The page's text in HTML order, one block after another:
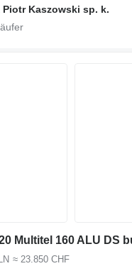
Kaszowski sp. k.
Multitel 160 ALU DS
≈ 23.850 CHF